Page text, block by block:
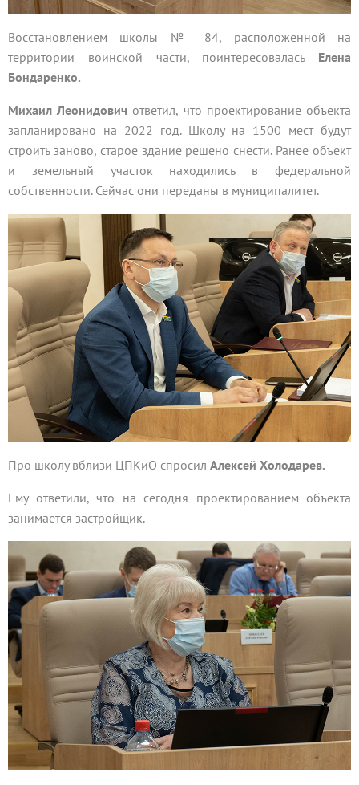
Восстановлением школы № 84, расположенной на
территории воинской части, поинтересовалась Елена
Бондаренко.
Михаил Леонидович ответил, что проектирование объекта
запланировано на 2022 год. Школу на 1500 мест будут
строить заново, старое здание решено снести. Ранее объект
и земельный участок находились в федеральной
собственности. Сейчас они переданы в муниципалитет.
Про школу вблизи ЦПКиО спросил Алексей Холодарев.
Ему ответили, что на сегодня проектированием объекта
занимается застройщик.